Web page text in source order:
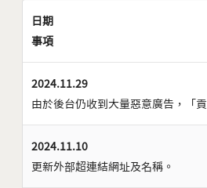
日期
事項
2024.11.29
由於後台仍收到大量惡意廣告，「
2024.11.10
更新外部超連結網址及名稱。